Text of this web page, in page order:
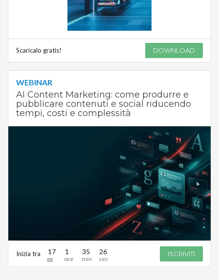
Scaricalo gratis! DOWNLOAD
WEBINAR
AI Content Marketing: come produrre e
pubblicare contenuti e social riducendo
tempi, costi e complessità
Inizia tra 17 1 35 26 ISCRIVITI